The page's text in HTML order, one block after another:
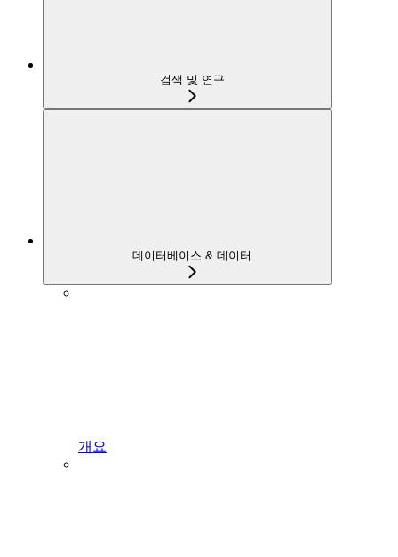
검색 및 연구
데이터베이스 & 데이터
개요